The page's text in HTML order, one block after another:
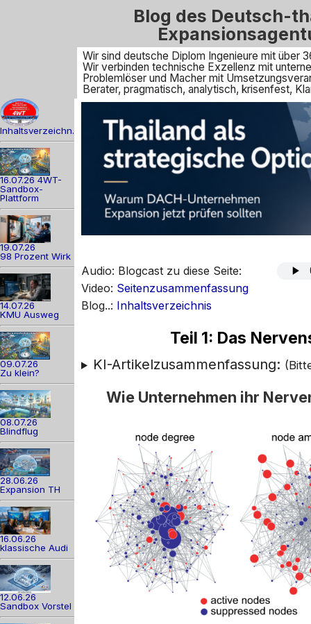
Blog des Deutsch-
Wir sind deutsche Diplom Ingenieure mit über
Wir verbinden technische Exzellenz mit
Problemlöser und Macher mit
Berater, pragmatisch, analytisch, krisenfest,
Inhaltsverzeichn.
16.07.26 4WT-
Sandbox-
Plattform
19.07.26
98 Prozent Wirk
14.07.26
KMU Ausweg
09.07.26
Zu klein?
08.07.26
Blindflug
28.06.26
Expansion TH
16.06.26
klassische Audi
12.06.26
Sandbox Vorstel
Audio: Blogcast zu diese Seite:
Video: Seitenzusammenfassung
Blog..: Inhaltsverzeichnis
Teil 1: Das
KI-Artikelzusammenfassung:
Wie Unternehmen ihr